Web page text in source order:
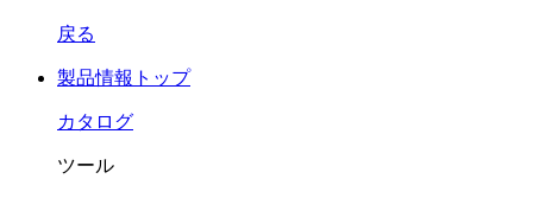
戻る
製品情報トップ
カタログ
ツール